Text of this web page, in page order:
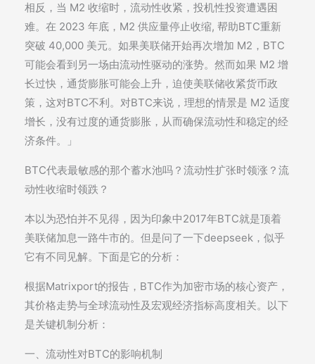
相反，当 M2 收缩时，流动性收紧，投机性投资遭遇困
难。在 2023 年底，M2 供应量停止收缩, 帮助BTC重新
突破 40,000 美元。如果美联储开始再次增加 M2，BTC
可能会看到另一场由流动性驱动的涨势。然而如果 M2 增
长过快，通货膨胀可能会上升，迫使美联储收紧货币政
策，这对BTC不利。对BTC来说，理想的情景是 M2 适度
增长，没有过度的通货膨胀，从而确保流动性和稳定的经
济条件。」
BTC代表最敏感的那个蓄水池吗？流动性扩张时领涨？流
动性收缩时领跌？
本以为恐怕并不见得，因为印象中2017年BTC就是顶着
美联储加息一路牛市的。但是问了一下deepseek，似乎
它有不同见解。下面是它的分析：
根据Matrixport的报告，BTC作为加密市场的核心资产，
其价格走势与全球流动性及宏观经济指标高度相关。以下
是关键机制分析：
一、流动性对BTC的影响机制